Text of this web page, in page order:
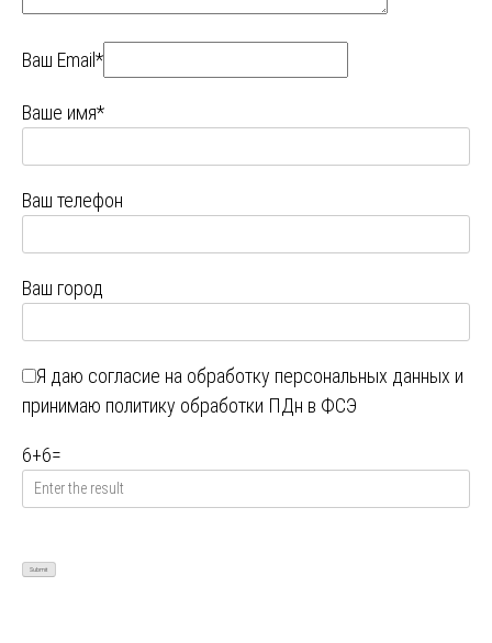
Ваш Email*
Ваше имя*
Ваш телефон
Ваш город
Я даю согласие на обработку персональных данных и
принимаю политику обработки ПДн в ФСЭ
6+6=